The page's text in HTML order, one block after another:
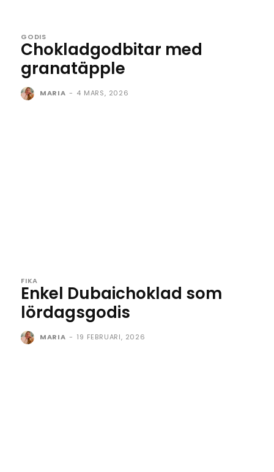
GODIS
Chokladgodbitar med
granatäpple
MARIA - 4 MARS, 2026
FIKA
Enkel Dubaichoklad som
lördagsgodis
MARIA - 19 FEBRUARI, 2026